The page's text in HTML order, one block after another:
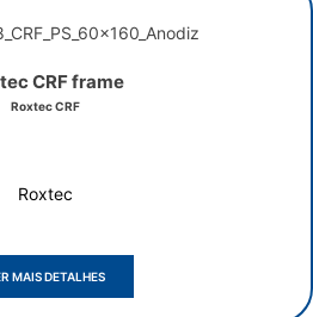
CRF frame
Roxtec CRF
Roxtec
MAIS DETALHES